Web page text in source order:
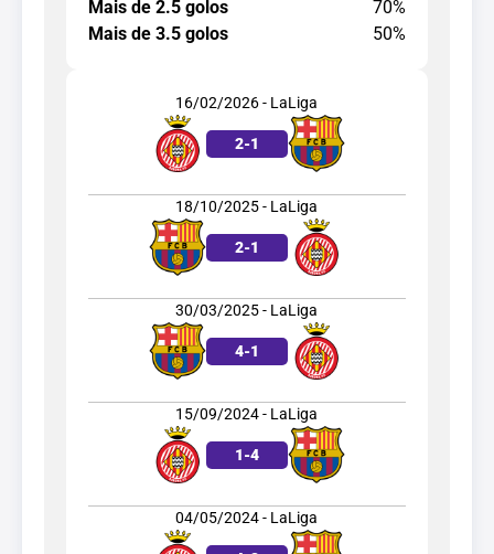
Mais de 2.5 golos
70%
Mais de 3.5 golos
50%
16/02/2026 - LaLiga
2-1
18/10/2025 - LaLiga
2-1
30/03/2025 - LaLiga
4-1
15/09/2024 - LaLiga
1-4
04/05/2024 - LaLiga